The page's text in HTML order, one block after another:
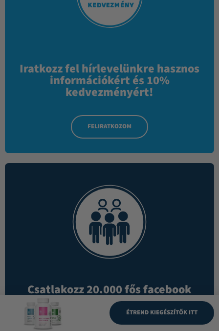
Iratkozz fel hírlevelünkre hasznos
információkért és 10%
kedvezményért!
FELIRATKOZOM
Csatlakozz 20.000 fős facebook
csoportunkhoz, ahol elolvashatod
mások véleményét a termékekről!
ÉTREND KIEGÉSZÍTŐK ITT